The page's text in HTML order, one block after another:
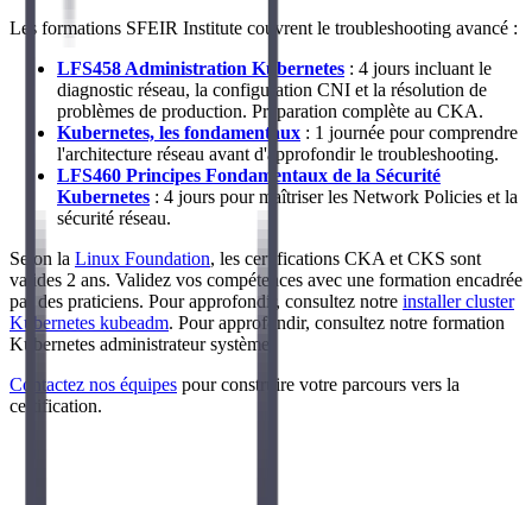
Les formations SFEIR Institute couvrent le troubleshooting avancé :
LFS458 Administration Kubernetes : 4 jours incluant le
diagnostic réseau, la configuration CNI et la résolution de
problèmes de production. Préparation complète au CKA.
Kubernetes, les fondamentaux : 1 journée pour comprendre
l'architecture réseau avant d'approfondir le troubleshooting.
LFS460 Principes Fondamentaux de la Sécurité
Kubernetes : 4 jours pour maîtriser les Network Policies et la
sécurité réseau.
Selon la Linux Foundation, les certifications CKA et CKS sont
valides 2 ans. Validez vos compétences avec une formation encadrée
par des praticiens. Pour approfondir, consultez notre installer cluster
Kubernetes kubeadm. Pour approfondir, consultez notre formation
Kubernetes administrateur système.
Contactez nos équipes pour construire votre parcours vers la
certification.